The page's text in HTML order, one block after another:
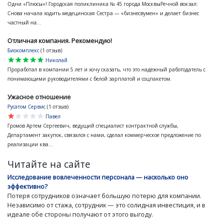
Одни «Плюсы»! Городская поликлиника № 45 города МосквыРечной вокзал:
Снова начала ходить медецинская Сестра — «бизнесвумен» и делает бизнес
частный на...
Отличная компания. Рекомендую!
Биокомплекс (1 отзыв)
star
star
star
star
star
Николай
Проработал в компании 5 лет и хочу сказать, что это надёжный работодатель с
понимающими руководителями с белой зарплатой и соцпакетом.
Ужасное отношение
Русатом Сервис (1 отзыв)
star
star
star
star
star
Павел
Громов Артем Сергеевич, ведущий специалист контрактной службы,
Департамент закупок, связался с нами, сделал коммерческое предложение по
реализации ква...
Читайте на сайте
Исследование вовлеченности персонала — насколько оно
эффективно?
Потеря сотрудников означает большую потерю для компании.
Независимо от стажа, сотрудник — это солидная инвестиция, и в
идеале обе стороны получают от этого выгоду.